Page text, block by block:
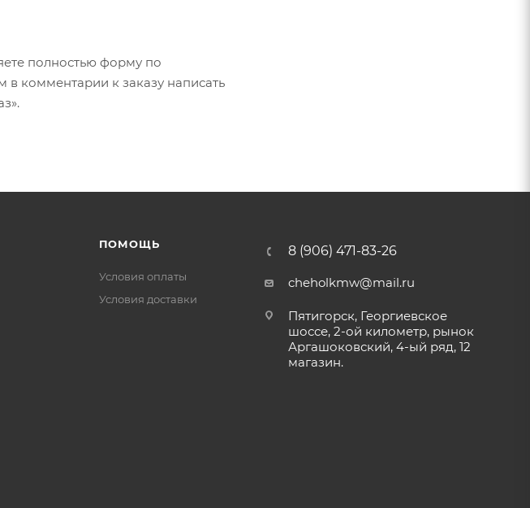
полностью форму по
в комментарии к заказу написать
ПОМОЩЬ
Условия оплаты
Условия доставки
8 (906) 471-83-26
cheholkmw@mail.ru
Пятигорск, Георгиевское
шоссе, 2-ой километр, рынок
Аргашоковский, 4-ый ряд, 12
магазин.